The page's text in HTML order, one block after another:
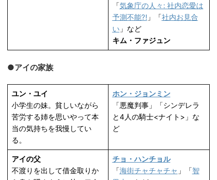
「気象庁の人々: 社内恋愛は
予測不能?! 」「社内お見合
い 」など
キム・ファジュン
●アイの家族
ユン・ユイ
小学生の妹。貧しいながら
苦労する姉を思いやって本
当の気持ちを我慢してい
る。
ホン・ジョンミン
「悪魔判事」「シンデレラ
と4人の騎士<ナイト>」な
ど
アイの父
不渡りを出して借金取りか
チョ・ハンチョル
「海街チャチャチャ 」「智